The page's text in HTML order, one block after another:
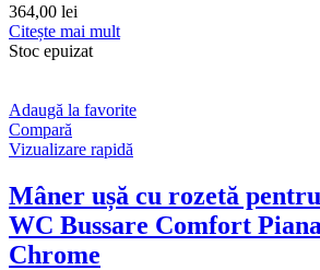
364,00 lei
Citește mai mult
Stoc epuizat
Adaugă la favorite
Compară
Vizualizare rapidă
Mâner ușă cu rozetă
WC Bussare Comfort
Chrome